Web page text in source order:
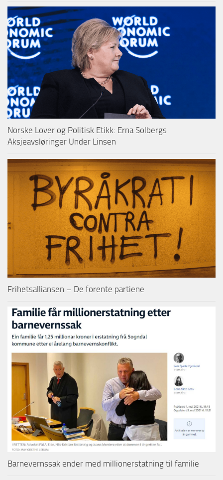
Norske Lover og Politisk Etikk: Erna Solbergs
Aksjeavsløringer Under Linsen
Frihetsalliansen – De forente partiene
Barnevernssak ender med millionerstatning til familie